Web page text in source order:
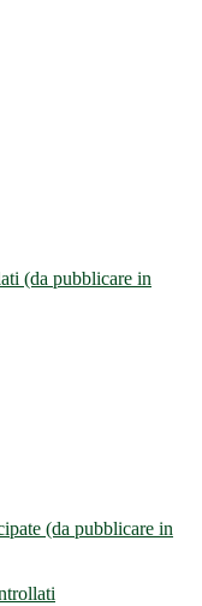
(da pubblicare in
(da pubblicare in